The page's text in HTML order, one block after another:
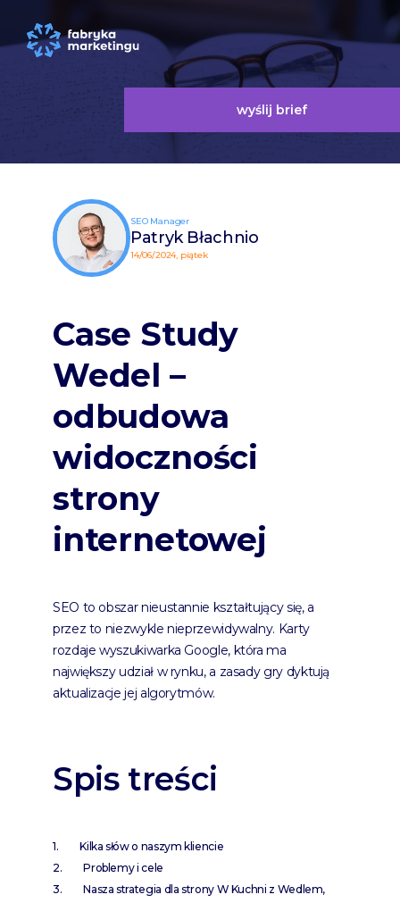
wyślij brief
SEO Manager
Patryk Błachnio
14/06/2024, piątek
Case Study
Wedel –
odbudowa
widoczności
strony
internetowej
SEO to obszar nieustannie kształtujący się, a
przez to niezwykle nieprzewidywalny. Karty
rozdaje wyszukiwarka Google, która ma
największy udział w rynku, a zasady gry dyktują
aktualizacje jej algorytmów.
Spis treści
Kilka słów o naszym kliencie
Problemy i cele
Nasza strategia dla strony W Kuchni z Wedlem,